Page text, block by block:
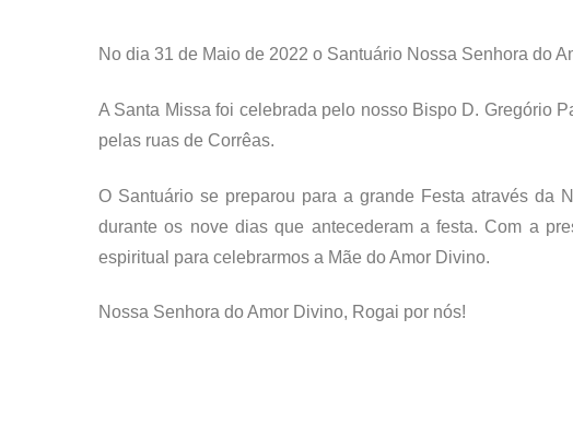
No dia 31 de Maio de 2022 o Santuário Nossa Senhora do
A Santa Missa foi celebrada pelo nosso Bispo D. Gregório
pelas ruas de Corrêas.
O Santuário se preparou para a grande Festa através da
durante os nove dias que antecederam a festa. Com a
espiritual para celebrarmos a Mãe do Amor Divino.
Nossa Senhora do Amor Divino, Rogai por nós!